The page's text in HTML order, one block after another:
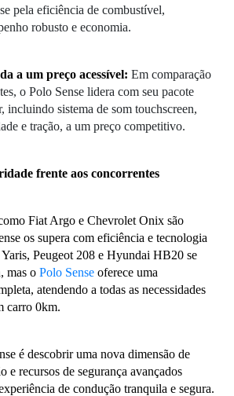
pela eficiência de combustível,
robusto e economia.
a um preço acessível: Em comparação
o Polo Sense lidera com seu pacote
incluindo sistema de som touchscreen,
e tração, a um preço competitivo.
frente aos concorrentes
Fiat Argo e Chevrolet Onix são
os supera com eficiência e tecnologia
Peugeot 208 e Hyundai HB20 se
mas o Polo Sense oferece uma
atendendo a todas as necessidades
carro 0km.
é descobrir uma nova dimensão de
e recursos de segurança avançados
de condução tranquila e segura.